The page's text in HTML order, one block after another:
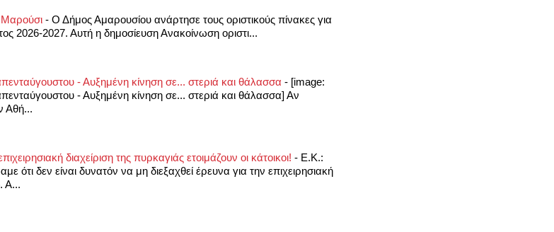
Μαρούσι - Ο Δήμος Αμαρουσίου ανάρτησε τους οριστικούς πίνακες για
2026-2027. Αυτή η δημοσίευση Ανακοίνωση οριστι...
- Αυξημένη κίνηση σε... στεριά και θάλασσα - [image:
- Αυξημένη κίνηση σε... στεριά και θάλασσα] Αν
Αθή...
διαχείριση της πυρκαγιάς ετοιμάζουν οι κάτοικοι! - Ε.Κ.:
δεν είναι δυνατόν να μη διεξαχθεί έρευνα για την επιχειρησιακή
Α...